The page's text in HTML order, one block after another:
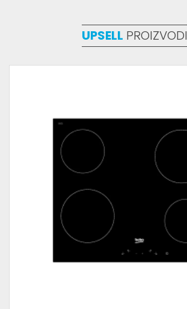
UPSELL PROIZVODI